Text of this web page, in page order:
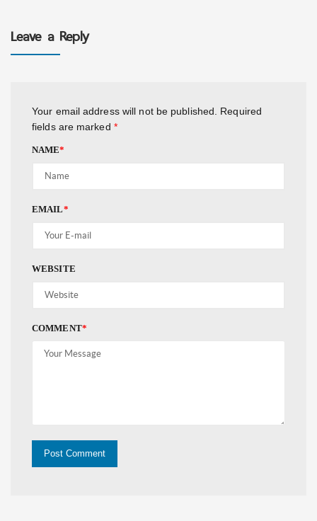
Leave a Reply
Your email address will not be published.
Required
fields are marked *
NAME*
EMAIL*
WEBSITE
COMMENT*